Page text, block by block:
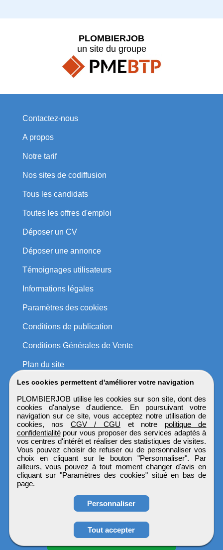
Candidature spontanée
Les cookies permettent d'améliorer votre navigation
PLOMBIERJOB utilise les cookies sur son site, dont des
cookies d'analyse d'audience. En poursuivant votre
navigation sur ce site, vous acceptez notre utilisation de
cookies, nos CGV / CGU et notre politique de
confidentialitépour vous proposer des services adaptés à
vos centres d'intérêt et réaliser des statistiques de visites.
Vous pouvez choisir de refuser ou de personnaliser vos
choix en cliquant sur le bouton "Personnaliser". Par
ailleurs, vous pouvez à tout moment changer d'avis en
cliquant sur "Paramètres des cookies" situé en bas de
page.
Personnaliser
Tout accepter
PLOMBIERJOB
un site du groupe
Contactez-nous
A propos
Notre tarif
Nos sites de codiffusion
Tous les candidats
Toutes les offres d'emploi
Déposer un CV
Déposer une annonce
Témoignages utilisateurs
Informations légales
Paramètres des cookies
Conditions de publication
Conditions Générales de Vente
Plan du site
PLOMBIERJOB
Tous droits réservés © 1999 - 2026